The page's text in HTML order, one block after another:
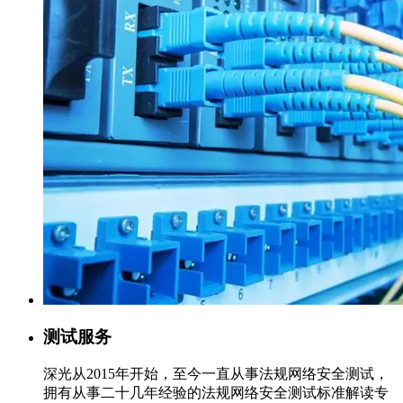
测试服务
深光从2015年开始，至今一直从事法规网络安全测试，
拥有从事二十几年经验的法规网络安全测试标准解读专